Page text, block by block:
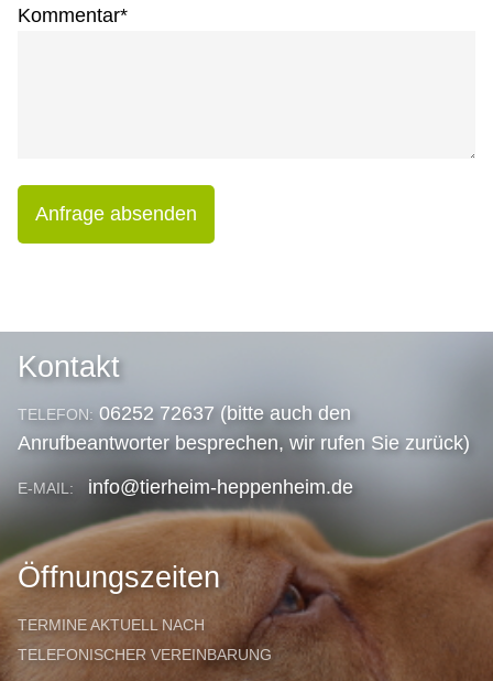
Kommentar*
Anfrage absenden
Kontakt
TELEFON: 06252 72637 (bitte auch den
Anrufbeantworter besprechen, wir rufen Sie zurück)
E-MAIL: info@tierheim-heppenheim.de
Öffnungszeiten
TERMINE AKTUELL NACH
TELEFONISCHER VEREINBARUNG